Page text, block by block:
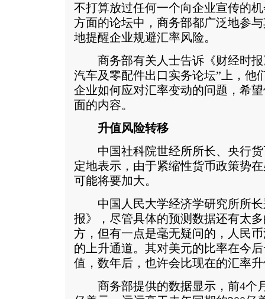
不打算放过任何一个向企业宣传的
方面的论坛中，商务部都广泛地参
地提醒企业规避汇率风险。
商务部有关人士告诉《财经时报
汽车及零配件出口实务论坛”上，他
企业如何应对汇率变动的问题，希
面的内容。
升值风险转移
中国社科院世经所所长、央行货
定地表示，由于紧缩性货币政策势
可能将要加大。
中国人民大学经济学研究所所长
报》，尽管具体的预测数据还有太
方，但有一点是毫无疑问的，人民
的上升通道。其对美元的比率在今
值，数年后，也许会比现在的汇率
商务部提供的数据显示，前4个